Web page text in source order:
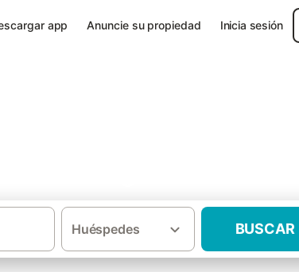
app Anuncie su propiedad Inicia sesión
Huéspedes BUSCAR